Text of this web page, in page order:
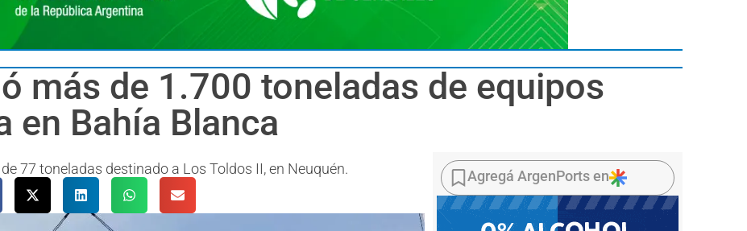
más de 1.700 toneladas de equipos
en Bahía Blanca
77 toneladas destinado a Los Toldos II, en Neuquén. Agregá ArgenPorts en